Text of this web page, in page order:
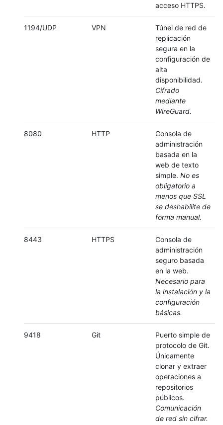
acceso HTTPS.
1194/UDP VPN
Túnel de red de
replicación
segura en la
configuración de
alta
disponibilidad.
Cifrado
mediante
WireGuard.
8080 HTTP
Consola de
administración
basada en la
web de texto
simple. No es
obligatorio a
menos que SSL
se deshabilite de
forma manual.
8443 HTTPS
Consola de
administración
seguro basada
en la web.
Necesario para
la instalación y la
configuración
básicas.
9418 Git
Puerto simple de
protocolo de Git.
Únicamente
clonar y extraer
operaciones a
repositorios
públicos.
Comunicación
de red sin cifrar.